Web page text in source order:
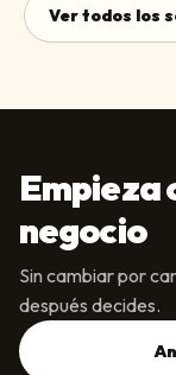
Ver todos los
Empieza
negocio
Sin cambiar por
después decides.